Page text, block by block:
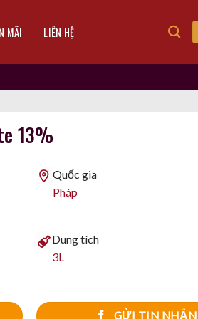
MÃI LIÊN HỆ
13%
Quốc gia
Pháp
Dung tích
3L
GỬI TIN NHẮN